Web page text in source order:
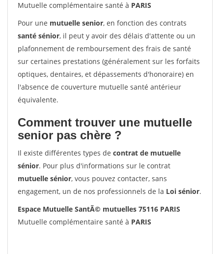
Mutuelle complémentaire santé à PARIS
Pour une mutuelle senior, en fonction des contrats
santé sénior, il peut y avoir des délais d'attente ou un
plafonnement de remboursement des frais de santé
sur certaines prestations (généralement sur les forfaits
optiques, dentaires, et dépassements d'honoraire) en
l'absence de couverture mutuelle santé antérieur
équivalente.
Comment trouver une mutuelle
senior pas chère ?
Il existe différentes types de contrat de mutuelle
sénior. Pour plus d'informations sur le contrat
mutuelle sénior, vous pouvez contacter, sans
engagement, un de nos professionnels de la Loi sénior.
Espace Mutuelle SantÃ© mutuelles 75116 PARIS
Mutuelle complémentaire santé à PARIS